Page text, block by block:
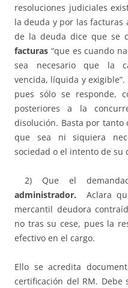
resoluciones judiciales
la deuda y por las facturas
de la deuda dice que se
facturas “que es cuando
sea necesario que la
vencida, líquida y
pues sólo se responde,
posteriores a la
disolución. Basta por
que sea ni siquiera
sociedad o el intento de su
2) Que el
administrador.
Aclara
mercantil deudora
no tras su cese, pues la
efectivo en el cargo.
Ello se acredita
certificación del RM.